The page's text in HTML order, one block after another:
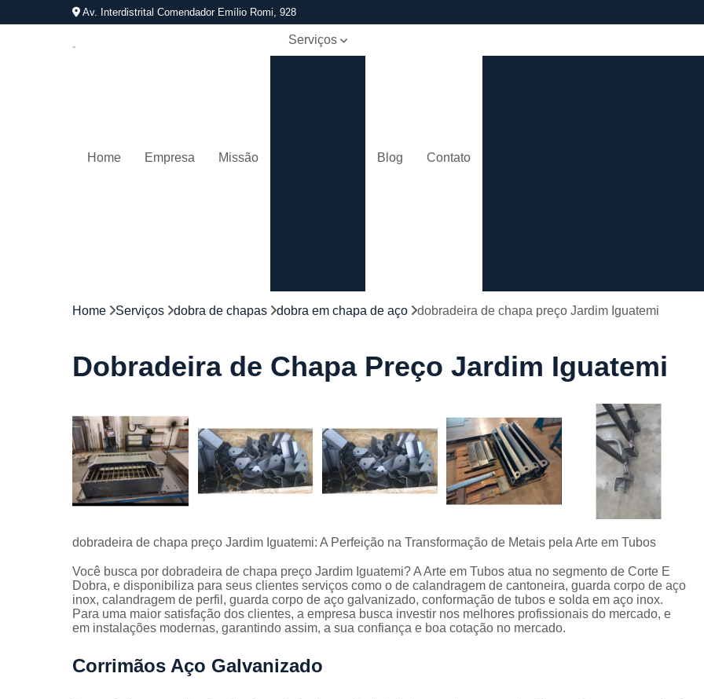
Av. Interdistrital Comendador Emílio Romi, 928
Home Empresa Missão
Serviços
Cortes a
laser
Curvamento
de tubo
Dobra de
tubo
Empresas de
corte
Guarda
corpos
Guarda
Blog Contato
Calandragem Tubo em
Conformação com Tubo Tipo
Conformação em
Conformação para
Conformação Tubo de Metal
Corrimão Aço Tipo
Corrimão de
Corrimão de Aço Galvanizado
Corrimão em
Corrimão em Tubo de Aço
Corrimão Galvanizado com
Corrimão
Corrimão de Ferro
Home Serviços dobra de chapas dobra em chapa de aço dobradeira de chapa preço Jardim Iguatemi
Dobradeira de Chapa Preço Jardim Iguatemi
dobradeira de chapa preço Jardim Iguatemi: A Perfeição na Transformação de Metais pela Arte em Tubos
Você busca por dobradeira de chapa preço Jardim Iguatemi? A Arte em Tubos atua no segmento de Corte E
Dobra, e disponibiliza para seus clientes serviços como o de calandragem de cantoneira, guarda corpo de aço
inox, calandragem de perfil, guarda corpo de aço galvanizado, conformação de tubos e solda em aço inox.
Para uma maior satisfação dos clientes, a empresa busca investir nos melhores profissionais do mercado, e
em instalações modernas, garantindo assim, a sua confiança e boa cotação no mercado.
Corrimãos Aço Galvanizado